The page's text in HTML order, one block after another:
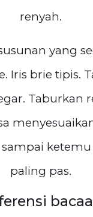
renyah.
yang
Iris brie tipis.
Taburkan
ketemu
paling pas.